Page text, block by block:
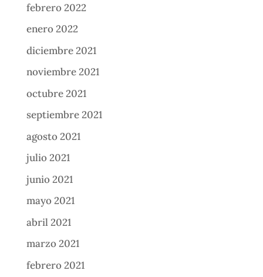
febrero 2022
enero 2022
diciembre 2021
noviembre 2021
octubre 2021
septiembre 2021
agosto 2021
julio 2021
junio 2021
mayo 2021
abril 2021
marzo 2021
febrero 2021